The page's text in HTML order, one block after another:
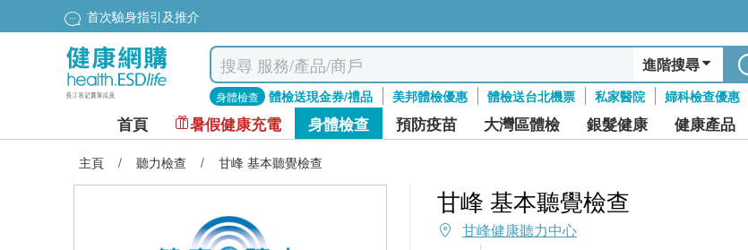
首次驗身指引及推介
進階搜尋
身體檢查 體檢送現金券/禮品 美邦體檢優惠 體檢送台北機票 私家醫院 婦科檢查優惠
首頁 暑假健康充電 身體檢查 預防疫苗 大灣區體檢 銀髮健康 健康產品
主頁 / 聽力檢查 / 甘峰 基本聽覺檢查
甘峰 基本聽覺檢查
甘峰健康聽力中心